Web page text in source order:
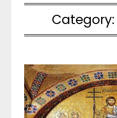
Category: